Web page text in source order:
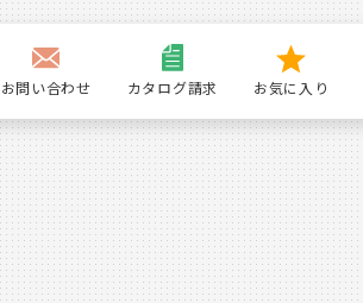
お問い合わせ カタログ請求 お気に入り